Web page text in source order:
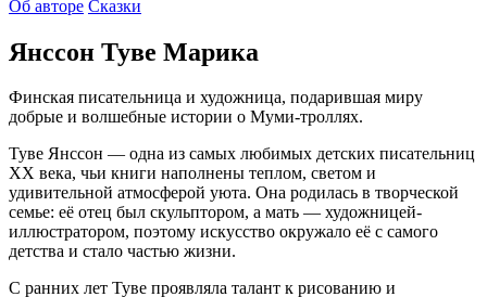
Об авторе Сказки
Янссон Туве Марика
Финская писательница и художница, подарившая миру
добрые и волшебные истории о Муми-троллях.
Туве Янссон — одна из самых любимых детских писательниц
XX века, чьи книги наполнены теплом, светом и
удивительной атмосферой уюта. Она родилась в творческой
семье: её отец был скульптором, а мать — художницей-
иллюстратором, поэтому искусство окружало её с самого
детства и стало частью жизни.
С ранних лет Туве проявляла талант к рисованию и